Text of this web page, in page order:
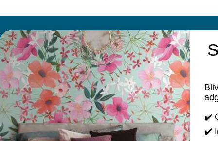
KONTAKT
Farvebuen Annette Jensen
Tlf. 25 78 11 48
Mail: info@tapetogkunst.dk
Adresse: Møllegade 2 – 4100 Ringsted
INFORMATION
Brands
Cookie og
FAQ
✔️
✔️